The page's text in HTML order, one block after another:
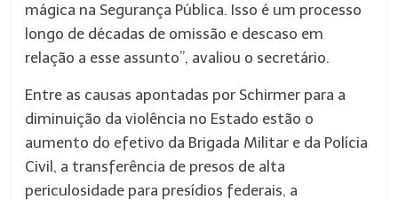
mágica na Segurança Pública. Isso é um processo
longo de décadas de omissão e descaso em
relação a esse assunto”, avaliou o secretário.
Entre as causas apontadas por Schirmer para a
diminuição da violência no Estado estão o
aumento do efetivo da Brigada Militar e da Polícia
Civil, a transferência de presos de alta
periculosidade para presídios federais, a